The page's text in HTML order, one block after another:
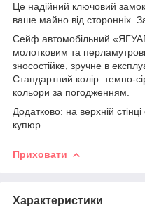
Це надійний ключовий
ваше майно від сторонніх.
Сейф автомобільний
молотковим та
зносостійке, зручне в
Стандартний колір: темно-
кольори за погодженням.
Додатково: на верхній
купюр.
Приховати
Характеристики